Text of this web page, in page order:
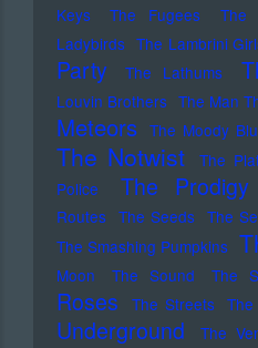
Keys
The Fugees The
Ladybirds The Lambrini
Party
The Lathums
Louvin Brothers The Man
Meteors The Moody
The Notwist The
Police
The Prodigy
Routes The Seeds The
The Smashing Pumpkins
Moon
The Sound The
Roses
The Streets
Underground
The